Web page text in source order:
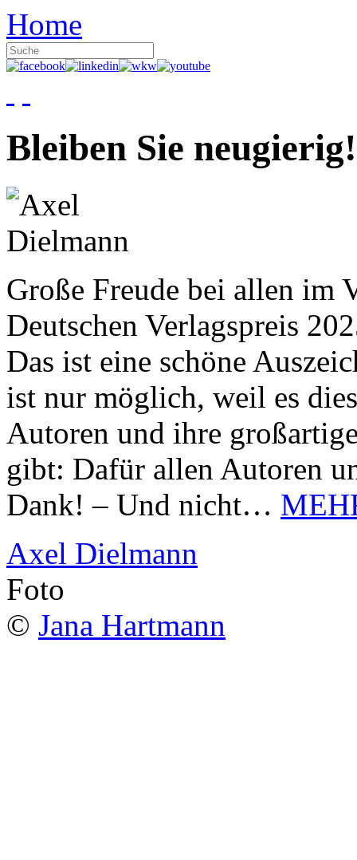
Home
Bleiben Sie neugierig!
Große Freude bei allen im
Deutschen Verlagspreis
Das ist eine schöne
ist nur möglich, weil es
Autoren und ihre
gibt: Dafür allen Autoren
Dank! – Und nicht…
Axel Dielmann
Foto
© Jana Hartmann